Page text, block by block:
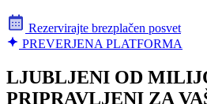
Rezervirajte brezplačen posvet
PREVERJENA PLATFORMA
LJUBLJENI OD
PRIPRAVLJENI ZA